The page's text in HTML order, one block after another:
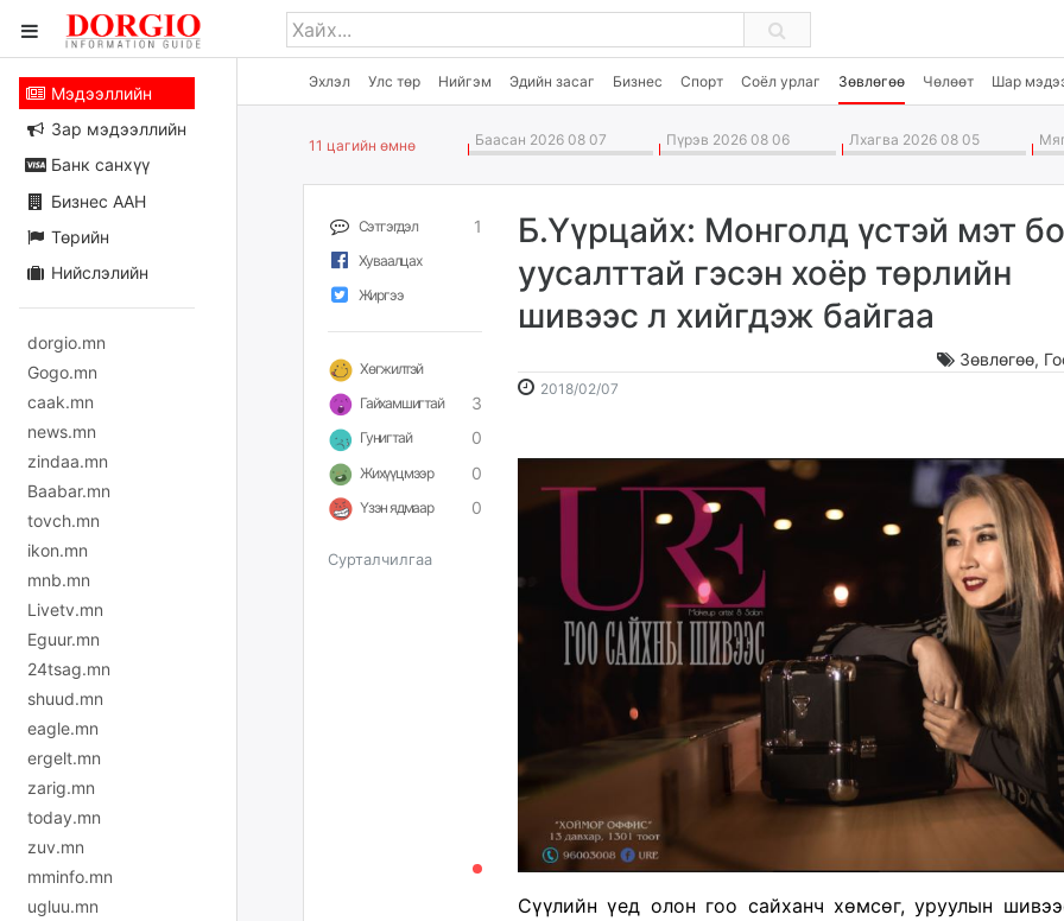
Эхлэл Улс төр Нийгэм Эдийн засаг Бизнес Спорт Соёл урлаг Зөвлөгөө Чөлөөт Шар
Мэдээллийн
Зар мэдээллийн
Банк санхүү
Бизнес ААН
Төрийн
Нийслэлийн
dorgio.mn
Gogo.mn
caak.mn
news.mn
zindaa.mn
Baabar.mn
tovch.mn
ikon.mn
mnb.mn
Livetv.mn
Eguur.mn
24tsag.mn
shuud.mn
eagle.mn
ergelt.mn
zarig.mn
today.mn
zuv.mn
mminfo.mn
ugluu.mn
11 цагийн өмнө Баасан 2026 08 07 Пүрэв 2026 08 06 Лхагва 2026 08 05
Сэтгэгдэл 1
Хуваалцах
Жиргээ
Хөгжилтэй
Гайхамшигтай
3
Гунигтай 0
Жихүүцмээр 0
Үзэн ядмаар 0
Сурталчилгаа
Б.Үүрцайх: Монголд үстэй мэт
уусалттай гэсэн хоёр төрлийн
шивээс л хийгдэж байгаа
Зөвлөгөө,
2018/02/07
12:57:53
23:09:10
Сүүлийн үед олон гоо сайханч хөмсөг, уруулын